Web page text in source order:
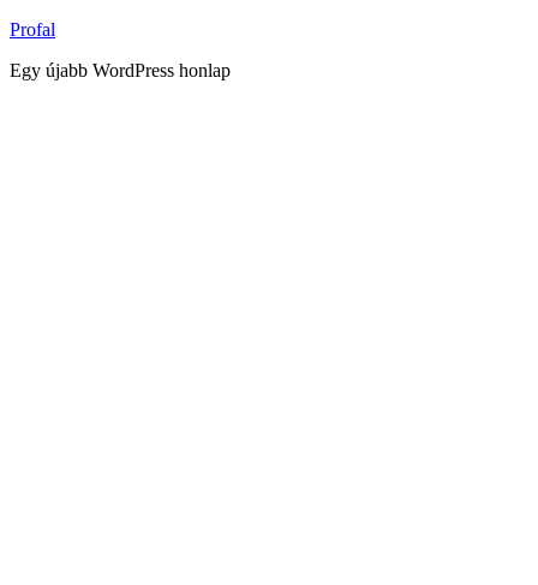
Tartalomhoz
Profal
Egy újabb WordPress honlap